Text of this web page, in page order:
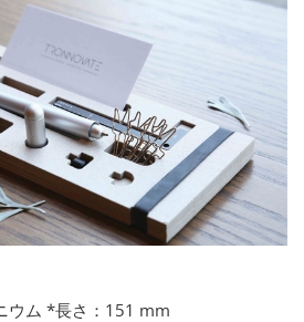
ウム *長さ：151 mm